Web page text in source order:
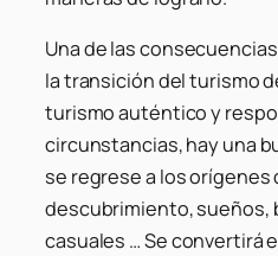
Una de las
la transición del turismo
turismo auténtico y
circunstancias, hay una
se regrese a los orígenes
descubrimiento, sueños,
casuales … Se convertirá